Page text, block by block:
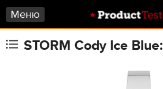
Меню
STORM Cody Ice Blue: